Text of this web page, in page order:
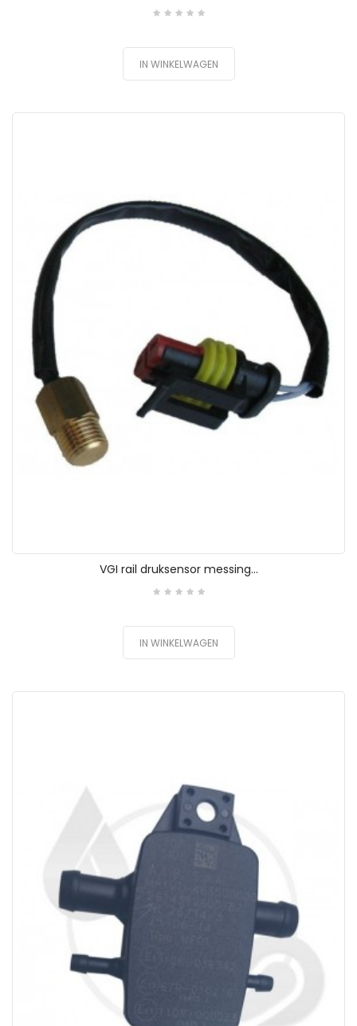
IN WINKELWAGEN
VGI rail druksensor messing...
IN WINKELWAGEN